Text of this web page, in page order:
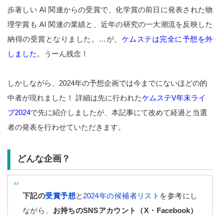
歩著しい AI 関連からの受賞で、化学賞の前日に発表された物
理学賞も AI 関連の業績と、近年の研究の一大潮流を反映した
納得の受賞となりました。…が、 ケムステは完全に予想を外
しました 。うーん残念！
しかしながら、2024年の予想企画では今までにないほどの的
中者が現れました！ 詳細は先に行われたケムステV年末ライ
ブ2024で先に紹介しましたが、本記事にて改めて経過と当選
者の発表を行わせていただきます。
どんな企画？
下記の受賞予想と 2024年の候補者リスト を参考にし
ながら、 お持ちのSNSアカウント（X・Facebook）